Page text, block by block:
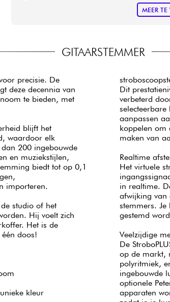
MEER
GITAARSTEMMER
precisie. De
deze decennia van
te bieden, met
blijft het
waardoor elk
200 ingebouwde
en muziekstijlen,
biedt tot op 0,1
importeren.
studio of het
Hij voelt zich
Het is de
doos!
kleur
Dit
verbeterd
aanpassen
koppelen om
maken van
Realtime
Het virtuele
in realtime.
afwijking van
stemmers.
gestemd
Veelzijdige
De
op de markt,
polyritmiek,
ingebouwde
optionele
apparaten